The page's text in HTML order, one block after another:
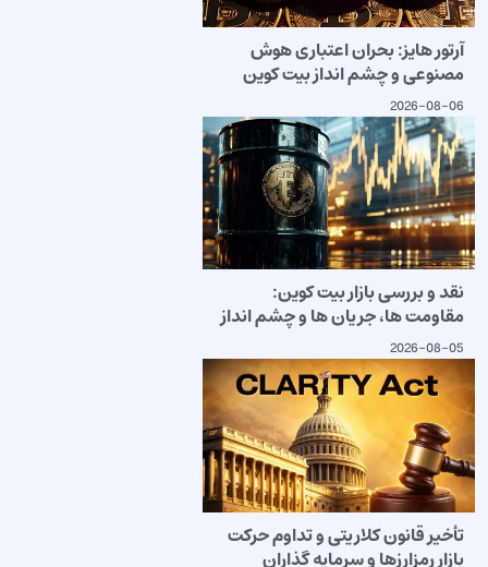
آرتور هایز: بحران اعتباری هوش
مصنوعی و چشم انداز بیت کوین
2026-08-06
نقد و بررسی بازار بیت کوین:
مقاومت ها، جریان ها و چشم انداز
2026-08-05
تأخیر قانون کلاریتی و تداوم حرکت
بازار رمزارزها و سرمایه گذاران